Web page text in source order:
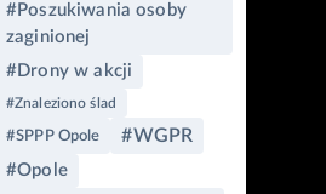
#Poszukiwania osoby
zaginionej
#Drony w akcji
#Znaleziono ślad
#SPPP Opole #WGPR
#Opole